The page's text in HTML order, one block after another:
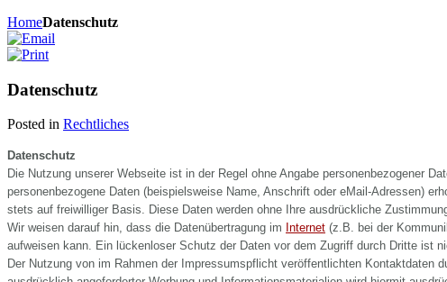
HomeDatenschutz
Datenschutz
Posted in Rechtliches
Datenschutz
Die Nutzung unserer Webseite ist in der Regel ohne Angabe personenbezogener
personenbezogene Daten (beispielsweise Name, Anschrift oder eMail-Adressen)
stets auf freiwilliger Basis. Diese Daten werden ohne Ihre ausdrückliche
Wir weisen darauf hin, dass die Datenübertragung im Internet (z.B. bei der
aufweisen kann. Ein lückenloser Schutz der Daten vor dem Zugriff durch Dritte ist
Der Nutzung von im Rahmen der Impressumspflicht veröffentlichten Kontaktdaten